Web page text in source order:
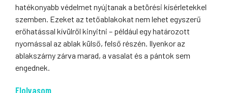
hatékonyabb védelmet nyújtanak a betörési kísérletekkel
szemben. Ezeket az tetőablakokat nem lehet egyszerű
erőhatással kívülről kinyitni – például egy határozott
nyomással az ablak külső, felső részén. Ilyenkor az
ablakszárny zárva marad, a vasalat és a pántok sem
engednek.
Elolvasom